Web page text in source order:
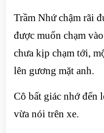
Trầm Nhứ chậm rãi
được muốn chạm
chưa kịp chạm tới,
lên gương mặt anh.
Cô bất giác nhớ đến
vừa nói trên xe.